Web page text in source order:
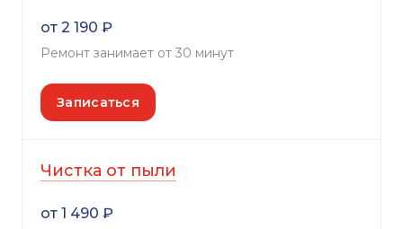
от 2 190 ₽
Ремонт занимает от 30 минут
Записаться
Чистка от пыли
от 1 490 ₽